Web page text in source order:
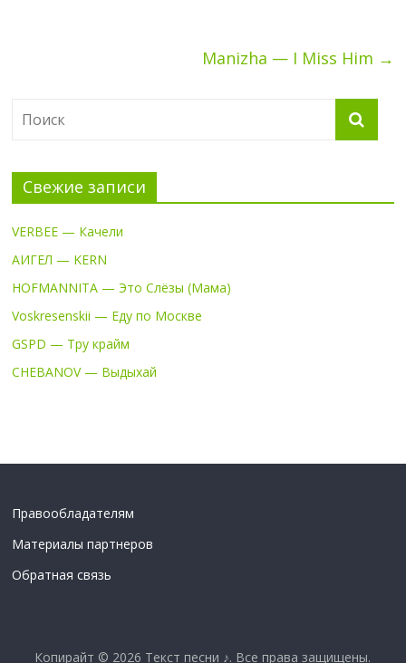
Manizha — I Miss Him →
Свежие записи
VERBEE — Качели
АИГЕЛ — KERN
HOFMANNITA — Это Слёзы (Мама)
Voskresenskii — Еду по Москве
GSPD — Тру крайм
CHEBANOV — Выдыхай
Правообладателям
Материалы партнеров
Обратная связь
Копирайт © 2026 Текст песни ♪. Все права защищены.